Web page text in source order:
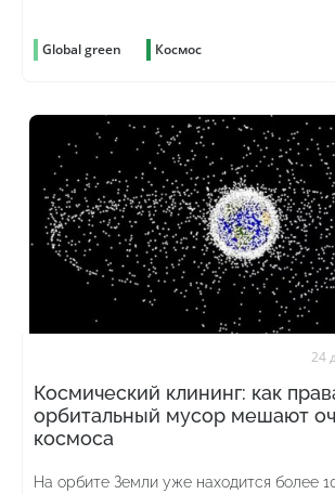
Global green Космос
24
Космический клининг: как
орбитальный мусор мешают
космоса
На орбите Земли уже находится более